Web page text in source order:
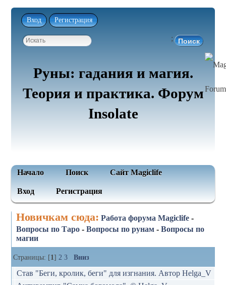
Вход Регистрация
;
Руны: гадания и магия.
Теория и практика. Форум
Insolate
Начало Поиск Сайт Magiclife
Вход Регистрация
Новичкам сюда: Работа форума Magiclife -
Вопросы по Таро -Вопросы по рунам -Вопросы по
магии
Страницы: [1] 2 3 Вниз
Став "Беги, кролик, беги" для изгнания. Автор Helga_V